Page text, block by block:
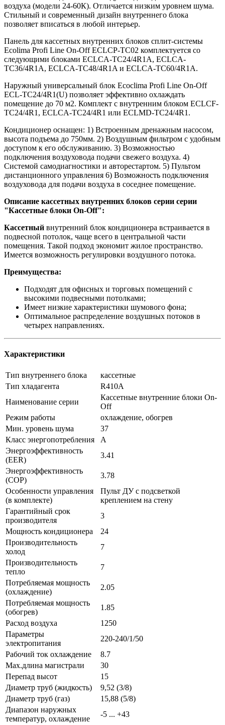
воздуха (модели 24-60К). Отличается низким уровнем шума.
Стильный и современный дизайн внутреннего блока
позволяет вписаться в любой интерьер.
Панель для кассетных внутренних блоков сплит-системы
Ecolima Profi Line On-Off ECLCP-TC02 комплектуется со
следующими блоками ECLCA-TC24/4R1A, ECLCA-
TC36/4R1A, ECLCA-TC48/4R1A и ECLCA-TC60/4R1A.
Наружный универсальный блок Ecoclima Profi Line On-Off
ECL-TC24/4R1(U) позволяет эффективно охлаждать
помещение до 70 м2. Комплект с внутренним блоком ECLCF-
TC24/4R1, ECLCA-TC24/4R1 или ECLMD-TC24/4R1.
Кондиционер оснащен: 1) Встроенным дренажным насосом,
высота подъема до 750мм. 2) Воздушным фильтром с удобным
доступом к его обслуживанию. 3) Возможностью
подключения воздуховода подачи свежего воздуха. 4)
Системой самодиагностики и авторестартом. 5) Пультом
дистанционного управления 6) Возможность подключения
воздуховода для подачи воздуха в соседнее помещение.
Описание кассетных внутренних блоков серии серии
"Кассетные блоки On-Off":
Кассетный внутренний блок кондиционера встраивается в
подвесной потолок, чаще всего в центральной части
помещения. Такой подход экономит жилое пространство.
Имеется возможность регулировки воздушного потока.
Преимущества:
Подходят для офисных и торговых помещений с
высокими подвесными потолками;
Имеет низкие характеристики шумового фона;
Оптимальное распределение воздушных потоков в
четырех направлениях.
Характеристики
Тип внутреннего блока
кассетные
Тип хладагента
R410A
Наименование серии
Кассетные внутренние блоки On-
Off
Режим работы
охлаждение, обогрев
Мин. уровень шума
37
Класс энергопотребления
A
Энергоэффективность
(EER)
3.41
Энергоэффективность
(COP)
3.78
Особенности управления
(в комплекте)
Пульт ДУ с подсветкой
креплением на стену
Гарантийный срок
производителя
3
Мощность кондиционера
24
Производительность
холод
7
Производительность
тепло
7
Потребляемая мощность
(охлаждение)
2.05
Потребляемая мощность
(обогрев)
1.85
Расход воздуха
1250
Параметры
электропитания
220-240/1/50
Рабочий ток охлаждение
8.7
Max.длина магистрали
30
Перепад высот
15
Диаметр труб (жидкость)
9,52 (3/8)
Диаметр труб (газ)
15,88 (5/8)
Диапазон наружных
температур, охлаждение
-5 ... +43